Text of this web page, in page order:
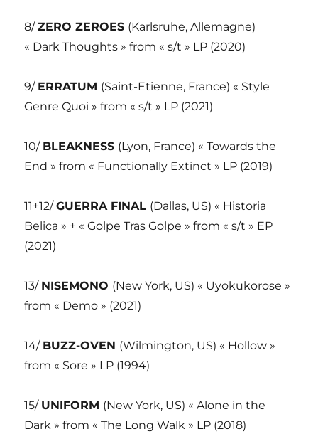
8/ZERO ZEROES (Karlsruhe, Allemagne)
« Dark Thoughts » from « s/t » LP (2020)
9/ ERRATUM (Saint-Etienne, France) « Style
Genre Quoi » from « s/t » LP (2021)
10/ BLEAKNESS (Lyon, France) « Towards the
End » from « Functionally Extinct » LP (2019)
11+12/GUERRA FINAL (Dallas, US) « Historia
Belica » + « Golpe Tras Golpe » from « s/t » EP
(2021)
13/ NISEMONO (New York, US) « Uyokukorose »
from « Demo » (2021)
14/ BUZZ-OVEN (Wilmington, US) « Hollow »
from « Sore » LP (1994)
15/ UNIFORM (New York, US) « Alone in the
Dark » from « The Long Walk » LP (2018)